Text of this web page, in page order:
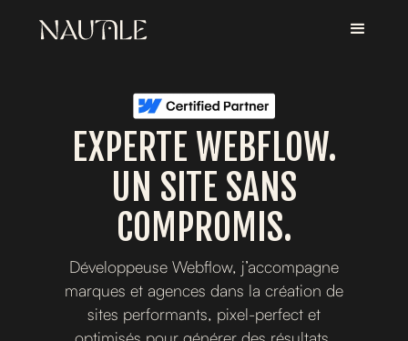
EXPERTE WEBFLOW.
UN SITE SANS
COMPROMIS.
Développeuse Webflow, j’accompagne
marques et agences dans la création de
sites performants, pixel-perfect et